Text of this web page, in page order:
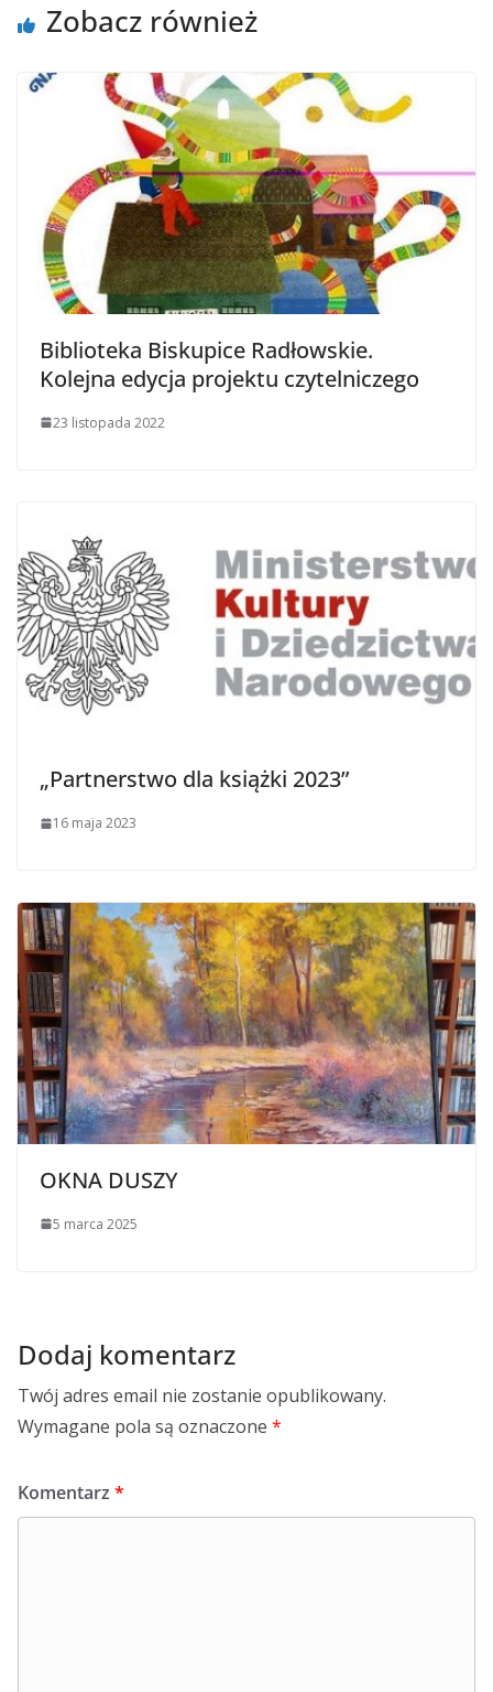
Zobacz również
Biblioteka Biskupice Radłowskie.
Kolejna edycja projektu czytelniczego
23 listopada 2022
„Partnerstwo dla książki 2023”
16 maja 2023
OKNA DUSZY
5 marca 2025
Dodaj komentarz
Twój adres email nie zostanie opublikowany.
Wymagane pola są oznaczone *
Komentarz *